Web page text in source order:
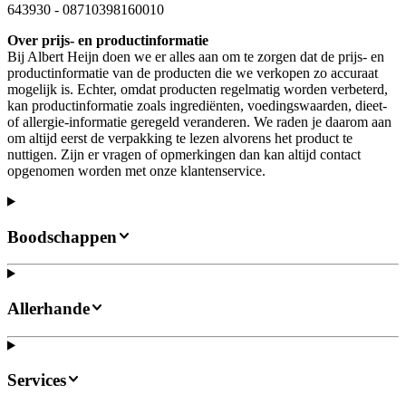
643930 - 08710398160010
Over prijs- en productinformatie
Bij Albert Heijn doen we er alles aan om te zorgen dat de prijs- en
productinformatie van de producten die we verkopen zo accuraat
mogelijk is. Echter, omdat producten regelmatig worden verbeterd,
kan productinformatie zoals ingrediënten, voedingswaarden, dieet-
of allergie-informatie geregeld veranderen. We raden je daarom aan
om altijd eerst de verpakking te lezen alvorens het product te
nuttigen. Zijn er vragen of opmerkingen dan kan altijd contact
opgenomen worden met onze klantenservice.
Boodschappen
Allerhande
Services